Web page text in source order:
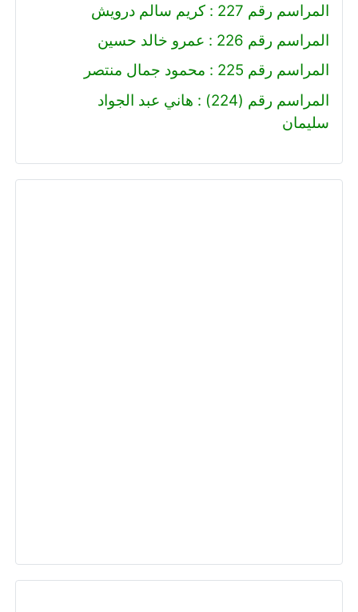
المراسم رقم 227 : كريم سالم درويش
المراسم رقم 226 : عمرو خالد حسين
المراسم رقم 225 : محمود جمال منتصر
المراسم رقم (224) : هاني عبد الجواد
سليمان